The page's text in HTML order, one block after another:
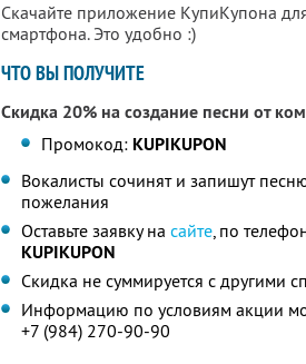
Скачайте приложение КупиКупона
смартфона. Это удобно :)
ЧТО ВЫ ПОЛУЧИТЕ
Скидка 20% на создание песни от
Промокод: KUPIKUPON
Вокалисты сочинят и запишут
пожелания
Оставьте заявку на сайте, по
KUPIKUPON
Скидка не суммируется с другими
Информацию по условиям акции
+7 (984) 270-90-90